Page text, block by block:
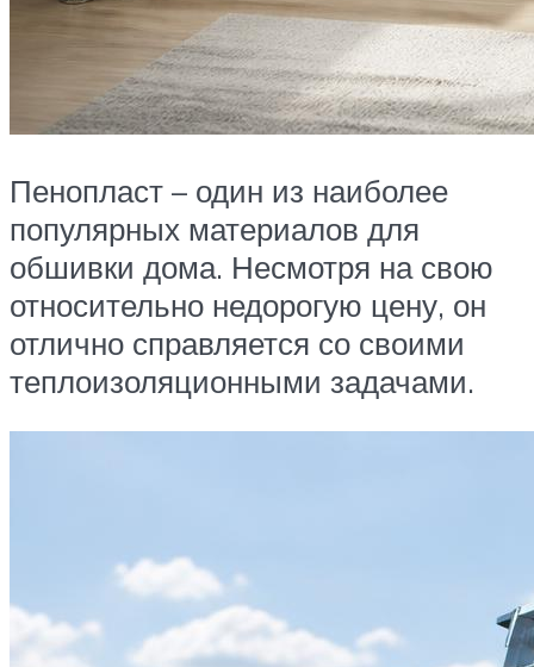
Пенопласт – один из наиболее
популярных материалов для
обшивки дома. Несмотря на свою
относительно недорогую цену, он
отлично справляется со своими
теплоизоляционными задачами.